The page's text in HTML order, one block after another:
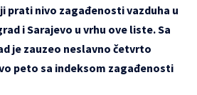
prati nivo zagađenosti vazduha u
i Sarajevo u vrhu ove liste. Sa
je zauzeo neslavno četvrto
peto sa indeksom zagađenosti